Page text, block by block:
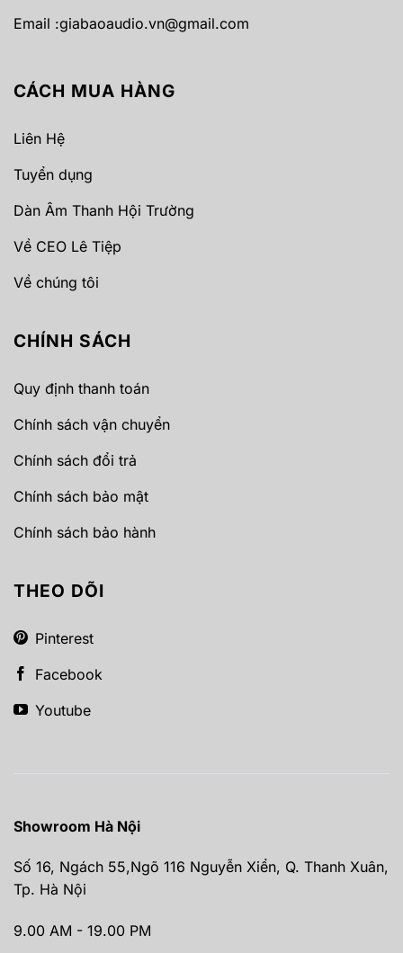
Email :giabaoaudio.vn@gmail.com
CÁCH MUA HÀNG
Liên Hệ
Tuyển dụng
Dàn Âm Thanh Hội Trường
Về CEO Lê Tiệp
Về chúng tôi
CHÍNH SÁCH
Quy định thanh toán
Chính sách vận chuyển
Chính sách đổi trả
Chính sách bảo mật
Chính sách bảo hành
THEO DÕI
Pinterest
Facebook
Youtube
Showroom Hà Nội
Số 16, Ngách 55,Ngõ 116 Nguyễn Xiển, Q. Thanh Xuân,
Tp. Hà Nội
9.00 AM - 19.00 PM